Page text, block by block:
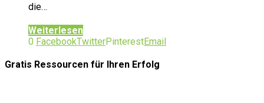
die…
Weiterlesen
0 FacebookTwitterPinterestEmail
Gratis Ressourcen für Ihren Erfolg